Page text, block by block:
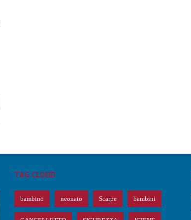
TAG CLOUD
bambino neonato Scarpe bambini